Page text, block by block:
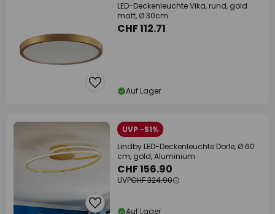
LED-Deckenleuchte Vika, rund, gold
matt, Ø 30cm
CHF 112.71
Auf Lager
UVP -51%
Lindby LED-Deckenleuchte Dorle, Ø 60
cm, gold, Aluminium
CHF 156.90
UVPCHF 324.90
Auf Lager